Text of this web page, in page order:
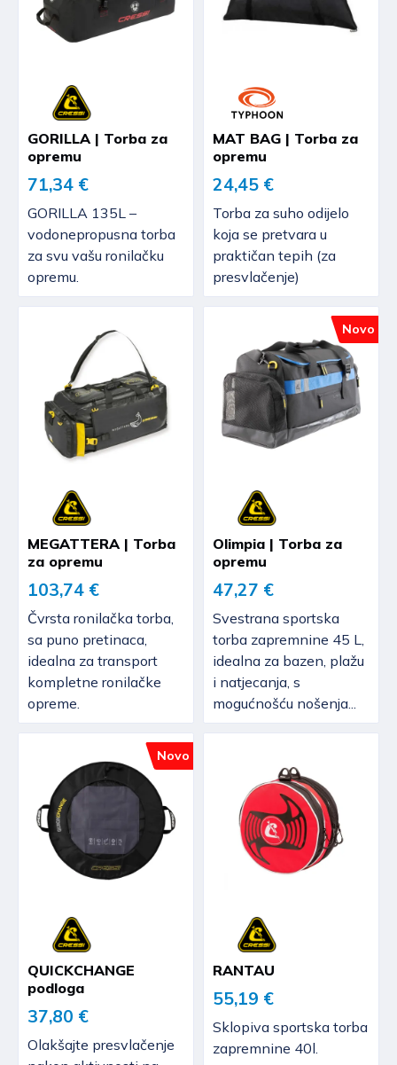
GORILLA | Torba za
opremu
71,34 €
GORILLA 135L –
vodonepropusna torba
za svu vašu ronilačku
opremu.
MAT BAG | Torba za
opremu
24,45 €
Torba za suho odijelo
koja se pretvara u
praktičan tepih (za
presvlačenje)
MEGATTERA | Torba
za opremu
103,74 €
Čvrsta ronilačka torba,
sa puno pretinaca,
idealna za transport
kompletne ronilačke
opreme.
Novo
Olimpia | Torba za
opremu
47,27 €
Svestrana sportska
torba zapremnine 45 L,
idealna za bazen, plažu
i natjecanja, s
mogućnošću nošenja...
Novo
QUICKCHANGE
podloga
37,80 €
Olakšajte presvlačenje
RANTAU
55,19 €
Sklopiva sportska torba
zapremnine 40l.